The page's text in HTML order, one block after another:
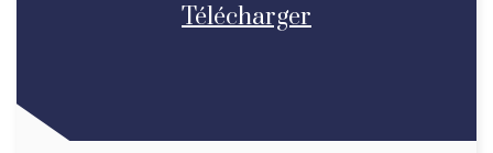
Télécharger